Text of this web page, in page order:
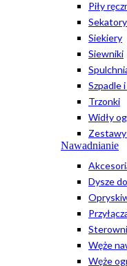
Piły
Siekiery
Siewniki
Szpadle
Trzonki
Widły
Zestawy
Nawadnianie
Dysze
Węże
Węże